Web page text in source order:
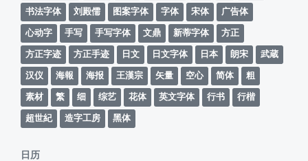
书法字体
刘殿儒 图案字体 字体 宋体
广告体
心动字
手写 手写字体 文鼎 新蒂字体
方正
方正字迹
方正手迹 日文 日文字体 日本 朗宋
武蔵
汉仪
海報 海报 王漢宗 矢量 空心 简体
粗
素材
繁 细 综艺 花体 英文字体 行书
行楷
超世紀
造字工房 黑体
日历